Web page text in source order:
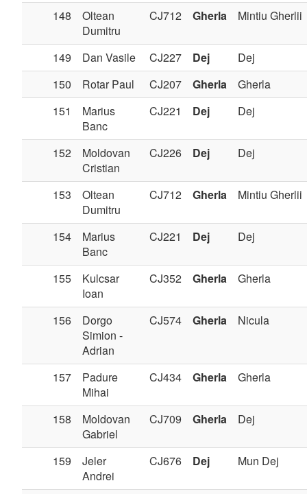
148
Oltean
Dumitru
CJ712 Gherla Mintiu Gherlii
149 Dan Vasile CJ227 Dej
Dej
150
Rotar Paul CJ207 Gherla
Gherla
151
Marius
Banc
CJ221 Dej Dej
152
Moldovan
Cristian
CJ226 Dej Dej
153
Oltean
Dumitru
CJ712 Gherla Mintiu Gherlii
154
Marius
Banc
CJ221 Dej Dej
155
Kulcsar
Ioan
CJ352 Gherla Gherla
156
Dorgo
Simion -
Adrian
CJ574 Gherla Nicula
157
Padure
Mihai
CJ434 Gherla Gherla
158
Moldovan
Gabriel
CJ709 Gherla Dej
159
Jeler
Andrei
CJ676 Dej Mun Dej